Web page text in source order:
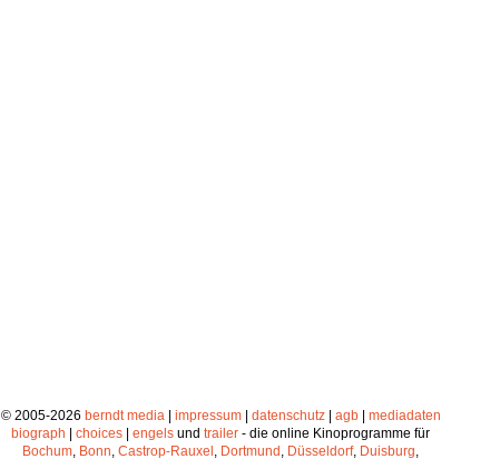
© 2005-2026 berndt media| impressum| datenschutz| agb| mediadaten
biograph
choices engels und trailer - die online Kinoprogramme für
Bochum, Bonn, Castrop-Rauxel , Dortmund , Düsseldorf, Duisburg,